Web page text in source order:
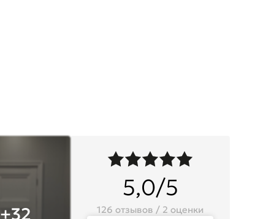
+32
5,0/5
126 отзывов / 2 оценки